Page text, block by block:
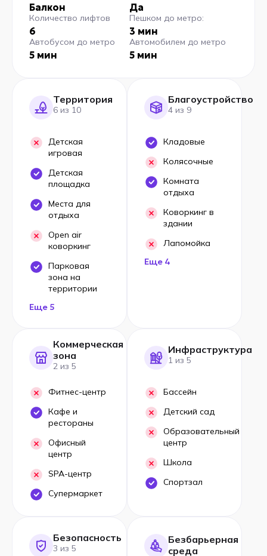
Балкон Да
Количество лифтов
6
Пешком до метро:
3 мин
Автобусом до метро
5 мин
Автомобилем до метро
5 мин
Территория
6 из 10
Детская
игровая
Детская
площадка
Места для
отдыха
Open air
коворкинг
Парковая
зона на
территории
Еще 5
Благоустройство
4 из 9
Кладовые
Колясочные
Комната
отдыха
Коворкинг в
здании
Лапомойка
Еще 4
Коммерческая
зона
2 из 5
Фитнес-центр
Кафе и
рестораны
Офисный
центр
SPA-центр
Супермаркет
Инфраструктура
1 из 5
Бассейн
Детский сад
Образовательный
центр
Школа
Спортзал
Безопасность
3 из 5
Безбарьерная
среда